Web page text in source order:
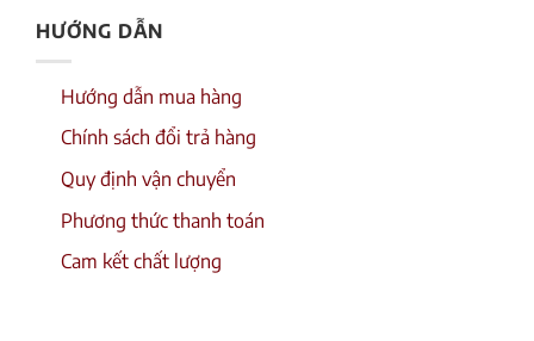
HƯỚNG DẪN
Hướng dẫn mua hàng
Chính sách đổi trả hàng
Quy định vận chuyển
Phương thức thanh toán
Cam kết chất lượng